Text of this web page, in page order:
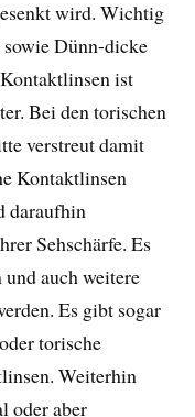
wird. Wichtig
Dünn-dicke
ist
Bei den torischen
verstreut damit
Kontaktlinsen
daraufhin
Sehschärfe. Es
auch weitere
Es gibt sogar
torische
Weiterhin
oder aber